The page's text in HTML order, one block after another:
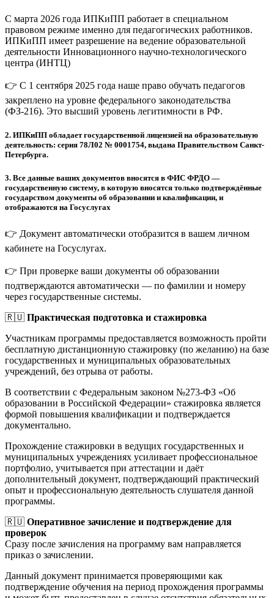
С марта 2026 года ИПКиПП работает в специальном
правовом режиме именно для педагогических работников.
ИПКиПП имеет разрешение на ведение образовательной
деятельности Инновационного научно-технологического
центра (ИНТЦ)
👉 С 1 сентября 2025 года наше право обучать педагогов
закреплено на уровне федерального законодательства
(ФЗ-216). Это высший уровень легитимности в РФ.
2. ИПКиПП обладает государственной лицензией на образовательную
деятельность: серия 78Л02 № 0001754, выдана Правительством Санкт-
Петербурга.
3. Все данные ваших документов вносятся в ФИС ФРДО —
государственную систему, в которую вносятся только подтверждённые
государством документы об образовании и квалификации, и
отображаются на Госуслугах
👉 Документ автоматически отобразится в вашем личном
кабинете на Госуслугах.
👉 При проверке ваши документы об образовании
подтверждаются автоматически — по фамилии и номеру
через государственные системы.
🇷🇺 Практическая подготовка и стажировка
Участникам программы предоставляется возможность пройти
бесплатную дистанционную стажировку (по желанию) на базе
государственных и муниципальных образовательных
учреждений, без отрыва от работы.
В соответствии с Федеральным законом №273-ФЗ «Об
образовании в Российской Федерации» стажировка является
формой повышения квалификации и подтверждается
документально.
Прохождение стажировки в ведущих государственных и
муниципальных учреждениях усиливает профессиональное
портфолио, учитывается при аттестации и даёт
дополнительный документ, подтверждающий практический
опыт и профессиональную деятельность слушателя данной
программы.
🇷🇺 Оперативное зачисление и подтверждение для
проверок
Сразу после зачисления на программу вам направляется
приказ о зачислении.
Данный документ принимается проверяющими как
подтверждение обучения на период прохождения программы